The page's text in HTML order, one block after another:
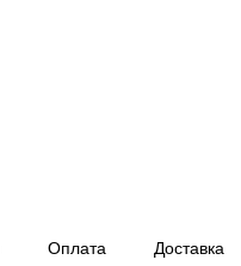
Оплата Доставка